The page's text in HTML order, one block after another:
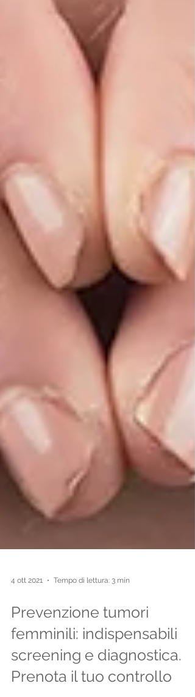
4 ott 2021 Tempo di lettura: 3 min
Prevenzione tumori
femminili: indispensabili